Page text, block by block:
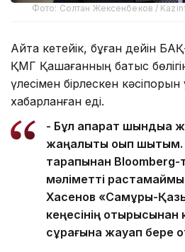
Фото: Солтан Жексенбеков /
Айта кетейік, бұған дейін
ҚМГ Қашағанның батыс
үлесімен бірлескен
хабарланған еді.
- Бұл ақпарат
жаңалықты оқып
тарапынан Bloomberg-
мәліметті
Хасенов «Самұрық-
кеңесінің отырысынан
сұрағына жауап бере